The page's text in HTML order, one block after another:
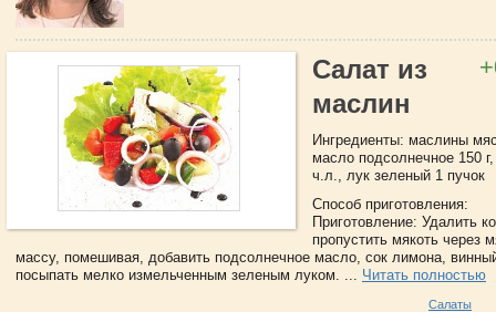
Салат из
маслин
Ингредиенты: маслины
масло подсолнечное 150
ч.л., лук зеленый 1 пучок
Способ приготовления:
Приготовление: Удалить
пропустить мякоть через
массу, помешивая, добавить подсолнечное масло, сок лимона,
посыпать мелко измельченным зеленым луком. ... Читать полностью
Салаты